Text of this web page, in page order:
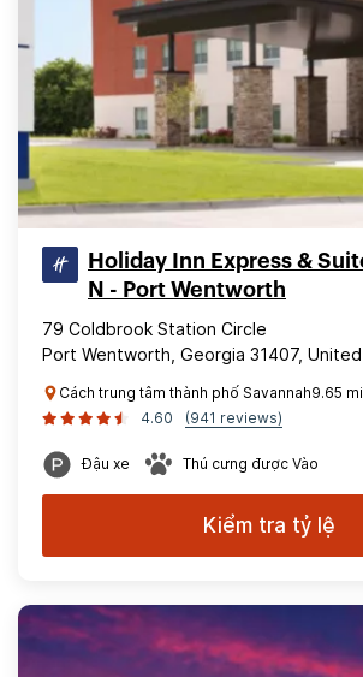
Holiday Inn Express &
N - Port Wentworth
79 Coldbrook Station Circle
Port Wentworth, Georgia 31407,
Cách trung tâm thành phố Savannah9.65
4.60
(941 reviews)
Đậu xe Thú cưng được Vào
Kiểm tra tỷ lệ